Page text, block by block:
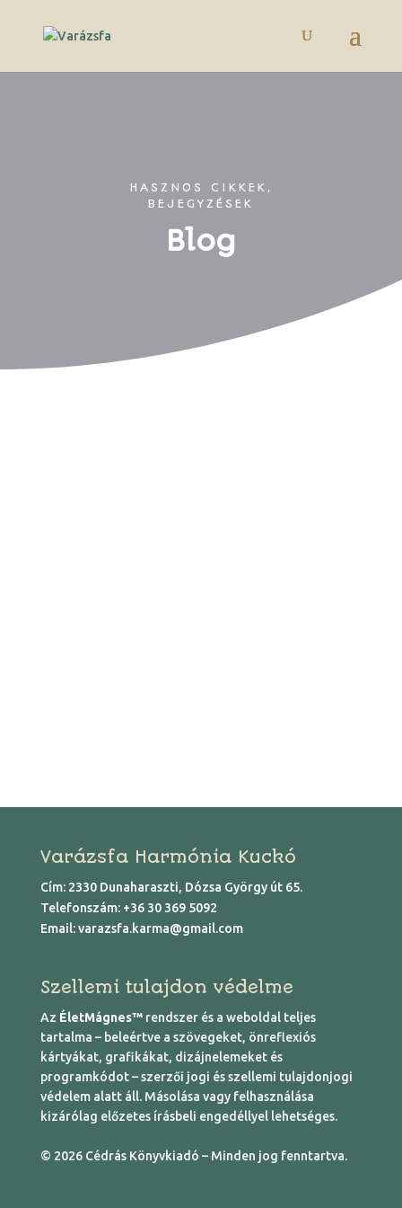
HASZNOS CIKKEK,
BEJEGYZÉSEK
Blog
Varázsfa Harmónia Kuckó
Cím: 2330 Dunaharaszti, Dózsa György út 65.
Telefonszám: +36 30 369 5092
Email:varazsfa.karma@gmail.com
Szellemi tulajdon védelme
Az ÉletMágnes™rendszer és a weboldal teljes
tartalma – beleértve a szövegeket, önreflexiós
kártyákat, grafikákat, dizájnelemeket és
programkódot – szerzői jogi és szellemi tulajdonjogi
védelem alatt áll. Másolása vagy felhasználása
kizárólag előzetes írásbeli engedéllyel lehetséges.
© 2026 Cédrás Könyvkiadó – Minden jog fenntartva.